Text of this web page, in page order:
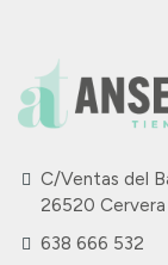
C/Ventas del
26520 Cervera
638 666 532